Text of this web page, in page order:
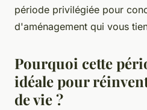
période privilégiée pour
d'aménagement qui vous
Pourquoi cette
idéale pour
de vie ?